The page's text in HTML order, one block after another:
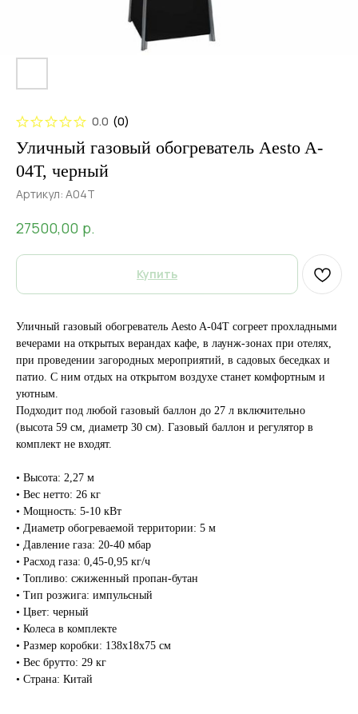
0.0 (0)
Уличный газовый обогреватель Aesto A-
04Т, черный
Артикул: А04Т
27500,00 р.
Купить
Уличный газовый обогреватель Aesto A-04Т согреет прохладными
вечерами на открытых верандах кафе, в лаунж-зонах при отелях,
при проведении загородных мероприятий, в садовых беседках и
патио. С ним отдых на открытом воздухе станет комфортным и
уютным.
Подходит под любой газовый баллон до 27 л включительно
(высота 59 см, диаметр 30 см). Газовый баллон и регулятор в
комплект не входят.
• Высота: 2,27 м
• Вес нетто: 26 кг
• Мощность: 5-10 кВт
• Диаметр обогреваемой территории: 5 м
• Давление газа: 20-40 мбар
• Расход газа: 0,45-0,95 кг/ч
• Топливо: сжиженный пропан-бутан
• Тип розжига: импульсный
• Цвет: черный
• Колеса в комплекте
• Размер коробки: 138х18х75 см
• Вес брутто: 29 кг
• Страна: Китай